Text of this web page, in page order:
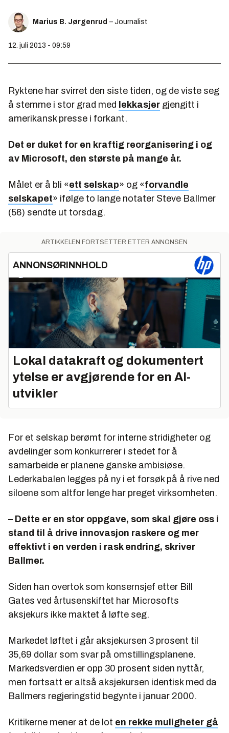
Marius B. Jørgenrud – Journalist
12. juli 2013 - 09:59
Ryktene har svirret den siste tiden, og de viste seg
å stemme i stor grad med lekkasjer gjengitt i
amerikansk presse i forkant.
Det er duket for en kraftig reorganisering i og
av Microsoft, den største på mange år.
Målet er å bli «ett selskap» og «forvandle
selskapet» ifølge to lange notater Steve Ballmer
(56) sendte ut torsdag.
ARTIKKELEN FORTSETTER ETTER ANNONSEN
ANNONSØRINNHOLD
Lokal datakraft og dokumentert
ytelse er avgjørende for en AI-
utvikler
For et selskap berømt for interne stridigheter og
avdelinger som konkurrerer i stedet for å
samarbeide er planene ganske ambisiøse.
Lederkabalen legges på ny i et forsøk på å rive ned
siloene som altfor lenge har preget virksomheten.
– Dette er en stor oppgave, som skal gjøre oss i
stand til å drive innovasjon raskere og mer
effektivt i en verden i rask endring, skriver
Ballmer.
Siden han overtok som konsernsjef etter Bill
Gates ved årtusenskiftet har Microsofts
aksjekurs ikke maktet å løfte seg.
Markedet løftet i går aksjekursen 3 prosent til
35,69 dollar som svar på omstillingsplanene.
Markedsverdien er opp 30 prosent siden nyttår,
men fortsatt er altså aksjekursen identisk med da
Ballmers regjeringstid begynte i januar 2000.
Kritikerne mener at de lot en rekke muligheter gå